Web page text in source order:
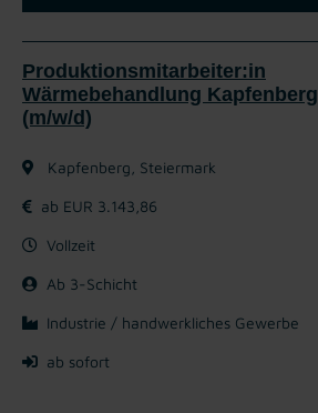
Produktionsmitarbeiter:in
Wärmebehandlung Kapfenberg
(m/w/d)
Kapfenberg, Steiermark
ab EUR 3.143,86
Vollzeit
Ab 3-Schicht
Industrie / handwerkliches Gewerbe
ab sofort